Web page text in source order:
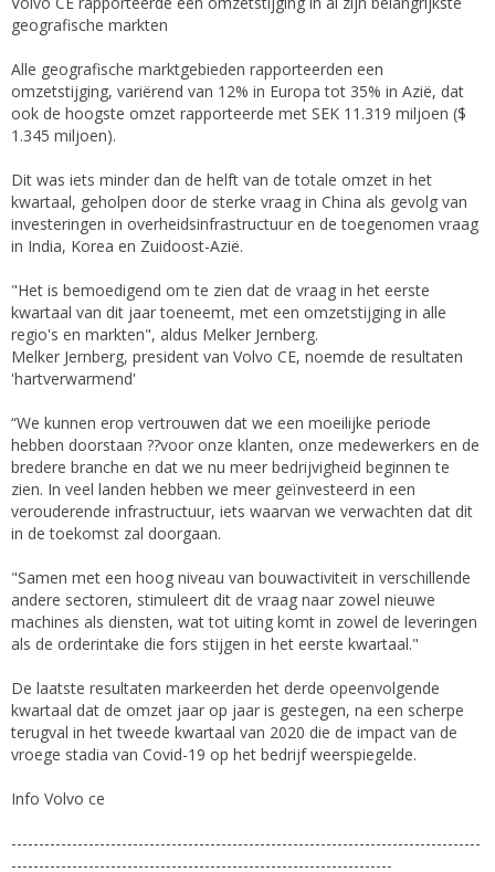
geografische markten
Alle geografische marktgebieden rapporteerden een
omzetstijging, variërend van 12% in Europa tot 35% in Azië, dat
ook de hoogste omzet rapporteerde met SEK 11.319 miljoen ($
1.345 miljoen).
Dit was iets minder dan de helft van de totale omzet in het
kwartaal, geholpen door de sterke vraag in China als gevolg van
investeringen in overheidsinfrastructuur en de toegenomen vraag
in India, Korea en Zuidoost-Azië.
"Het is bemoedigend om te zien dat de vraag in het eerste
kwartaal van dit jaar toeneemt, met een omzetstijging in alle
regio's en markten", aldus Melker Jernberg.
Melker Jernberg, president van Volvo CE, noemde de resultaten
'hartverwarmend'
“We kunnen erop vertrouwen dat we een moeilijke periode
hebben doorstaan ??voor onze klanten, onze medewerkers en de
bredere branche en dat we nu meer bedrijvigheid beginnen te
zien. In veel landen hebben we meer geïnvesteerd in een
verouderende infrastructuur, iets waarvan we verwachten dat dit
in de toekomst zal doorgaan.
"Samen met een hoog niveau van bouwactiviteit in verschillende
andere sectoren, stimuleert dit de vraag naar zowel nieuwe
machines als diensten, wat tot uiting komt in zowel de leveringen
als de orderintake die fors stijgen in het eerste kwartaal."
De laatste resultaten markeerden het derde opeenvolgende
kwartaal dat de omzet jaar op jaar is gestegen, na een scherpe
terugval in het tweede kwartaal van 2020 die de impact van de
vroege stadia van Covid-19 op het bedrijf weerspiegelde.
Info Volvo ce
-------------------------------------------------------------------------------------
---------------------------------------------------------------------